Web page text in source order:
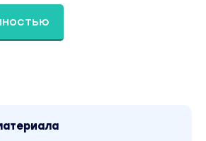
ваши идеи и связывать все
строить монолог.